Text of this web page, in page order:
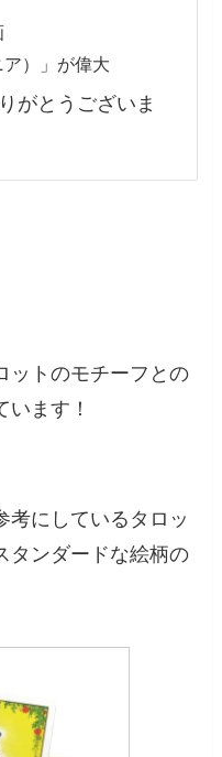
ア）」が偉大
がとうございま
ットのモチーフとの
ます！
考にしているタロッ
タンダードな絵柄の